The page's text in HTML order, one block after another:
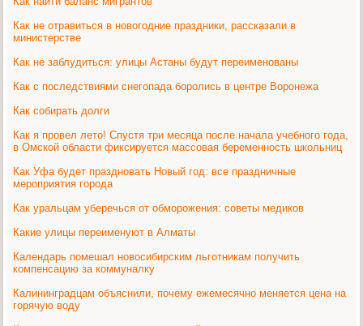
Как не отравиться в новогодние праздники, рассказали в
министерстве
Как не заблудиться: улицы Астаны будут переименованы
Как с последствиями снегопада боролись в центре Воронежа
Как собирать долги
Как я провел лето! Спустя три месяца после начала учебного года,
в Омской области фиксируется массовая беременность школьниц
Как Уфа будет праздновать Новый год: все праздничные
мероприятия города
Как уральцам уберечься от обморожения: советы медиков
Какие улицы переименуют в Алматы
Календарь помешал новосибирским льготникам получить
компенсацию за коммуналку
Калининградцам объяснили, почему ежемесячно меняется цена на
горячую воду